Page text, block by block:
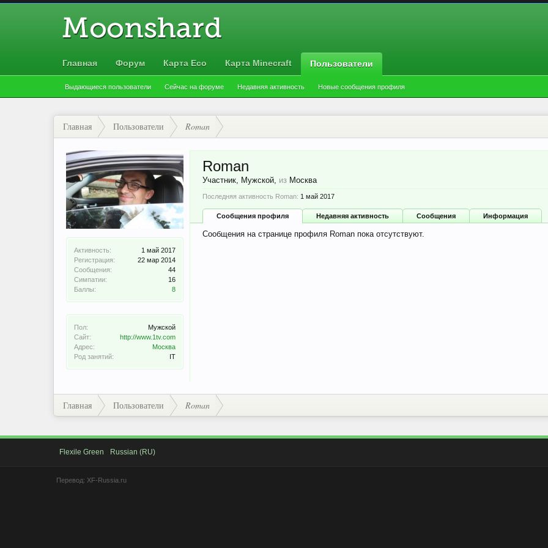
Главная Форум Карта Eco Карта Minecraft Пользователи
Выдающиеся пользователи Сейчас на форуме Недавняя активность Новые сообщения профиля
Главная Пользователи Roman
Активность:
1 май 2017
Регистрация:
22 мар 2014
Сообщения:
44
Симпатии:
16
Баллы:
8
Пол:
Мужской
Сайт:
http://www.1tv.com
Адрес:
Москва
Род занятий:
IT
Roman
Участник, Мужской, из Москва
Последняя активность Roman: 1 май 2017
Сообщения профиля Недавняя активность Сообщения Информация
Сообщения на странице профиля Roman пока отсутствуют.
Главная Пользователи Roman
Flexile Green Russian (RU)
Перевод: XF-Russia.ru